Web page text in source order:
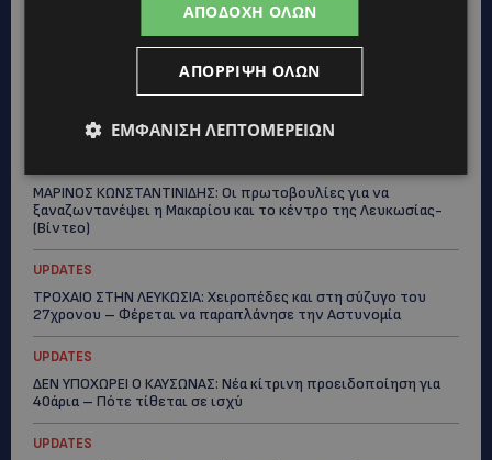
απαγορεύεται να έχεις μαϊμού ως κατοικίδιο – Ποια ζώα
μπορείς να διατηρείς νόμιμα
«Χωρίς επιδότηση το πλοίο δεν θα ξανασηκώσει άγκυρα»
ΜΑΡΙΝΟΣ ΚΩΝΣΤΑΝΤΙΝΙΔΗΣ: Οι πρωτοβουλίες για να
ξαναζωντανέψει η Μακαρίου και το κέντρο της Λευκωσίας-
(Βίντεο)
UPDATES
ΤΡΟΧΑΙΟ ΣΤΗΝ ΛΕΥΚΩΣΙΑ: Χειροπέδες και στη σύζυγο του
27χρονου – Φέρεται να παραπλάνησε την Αστυνομία
UPDATES
ΔΕΝ ΥΠΟΧΩΡΕΙ Ο ΚΑΥΣΩΝΑΣ: Νέα κίτρινη προειδοποίηση για
40άρια – Πότε τίθεται σε ισχύ
UPDATES
ΑΠΟΔΟΧΉ ΌΛΩΝ
ΑΠΌΡΡΙΨΗ ΌΛΩΝ
ΕΜΦΆΝΙΣΗ ΛΕΠΤΟΜΕΡΕΙΏΝ